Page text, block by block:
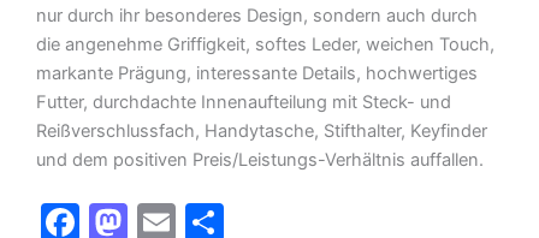
nur durch ihr besonderes Design, sondern auch durch
die angenehme Griffigkeit, softes Leder, weichen Touch,
markante Prägung, interessante Details, hochwertiges
Futter, durchdachte Innenaufteilung mit Steck- und
Reißverschlussfach, Handytasche, Stifthalter, Keyfinder
und dem positiven Preis/Leistungs-Verhältnis auffallen.
F
M E